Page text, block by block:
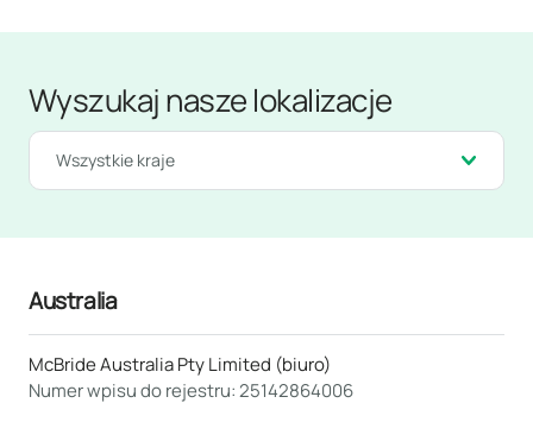
Wyszukaj nasze lokalizacje
Wszystkie kraje
Australia
McBride Australia Pty Limited (biuro)
Numer wpisu do rejestru: 25142864006